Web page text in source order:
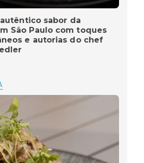
sabor da
São Paulo com toques
e autorias do chef